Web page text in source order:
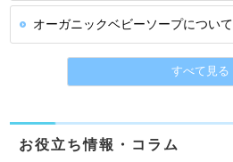
オーガニックベビーソープについて
すべて見る
お役立ち情報・コラム